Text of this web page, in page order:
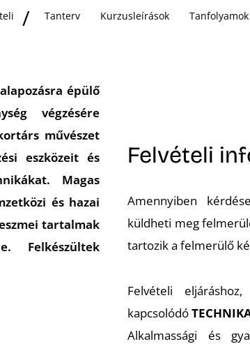
Tanterv Kurzusleírások Tanfolyamok
épülő
végzésére
művészet
eszközeit és
Magas
és hazai
tartalmak
Felkészültek
Felvételi
Amennyiben
küldheti meg
tartozik a felmerülő
Felvételi eljáráshoz,
kapcsolódó
Alkalmassági és